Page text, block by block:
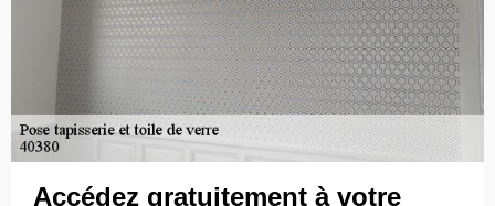
Accédez gratuitement à votre